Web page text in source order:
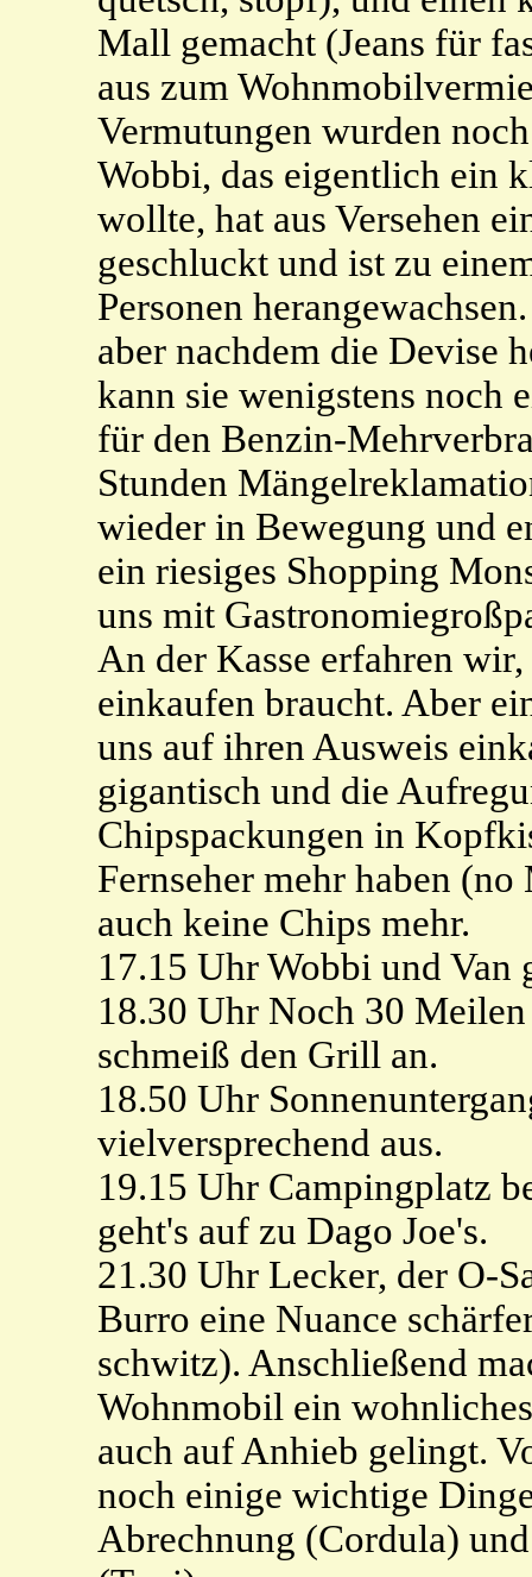
Mall gemacht (Jeans für
aus zum
Vermutungen wurden
Wobbi, das eigentlich ein
wollte, hat aus Versehen
geschluckt und ist zu
Personen
aber nachdem die Devise
kann sie wenigstens noch
für den Benzin-
Stunden
wieder in Bewegung und
ein riesiges Shopping
uns mit
An der Kasse erfahren
einkaufen braucht. Aber
uns auf ihren Ausweis
gigantisch und die
Chipspackungen in
Fernseher mehr haben
auch keine Chips mehr.
17.15 Uhr Wobbi und Van
18.30 Uhr Noch 30
schmeiß den Grill an.
18.50 Uhr
vielversprechend aus.
19.15 Uhr Campingplatz
geht's auf zu Dago Joe's.
21.30 Uhr Lecker, der O-
Burro eine Nuance
schwitz). Anschließend
Wohnmobil ein
auch auf Anhieb gelingt.
noch einige wichtige
Abrechnung (Cordula)